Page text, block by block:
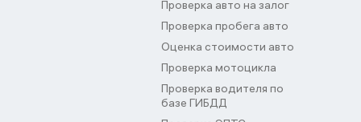
Проверка авто на залог
Проверка пробега авто
Оценка стоимости авто
Проверка мотоцикла
Проверка водителя по
базе ГИБДД